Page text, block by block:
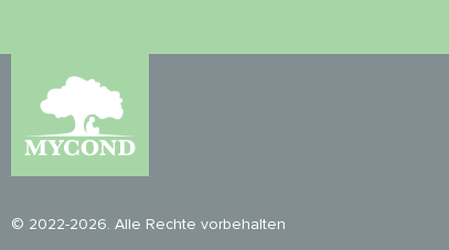
© 2022-2026. Alle Rechte vorbehalten